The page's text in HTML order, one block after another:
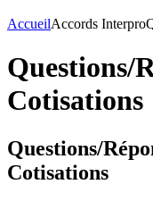
AccueilAccords Interpro
Questions/
Cotisations
Questions/
Cotisations